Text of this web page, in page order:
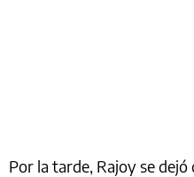
Por la tarde, Rajoy se